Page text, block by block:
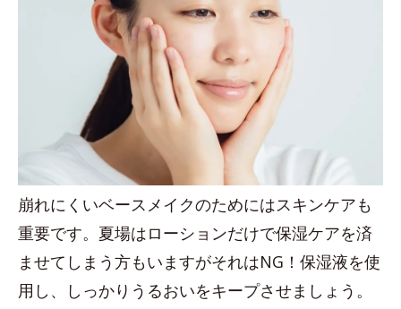
崩れにくいベースメイクのためにはスキンケアも
重要です。夏場はローションだけで保湿ケアを済
ませてしまう方もいますがそれはNG！保湿液を使
用し、しっかりうるおいをキープさせましょう。